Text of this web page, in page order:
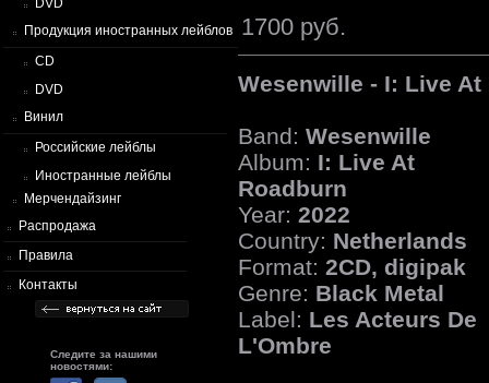
DVD
Продукция иностранных лейблов
CD
DVD
Винил
Российские лейблы
Иностранные лейблы
Мерчендайзинг
Распродажа
Правила
Контакты
Следите за нашими
новостями:
1700 руб.
Wesenwille - I: Live At
Band: Wesenwille
Album: I: Live At
Roadburn
Year: 2022
Country: Netherlands
Format: 2CD, digipak
Genre: Black Metal
Label: Les Acteurs De
L'Ombre